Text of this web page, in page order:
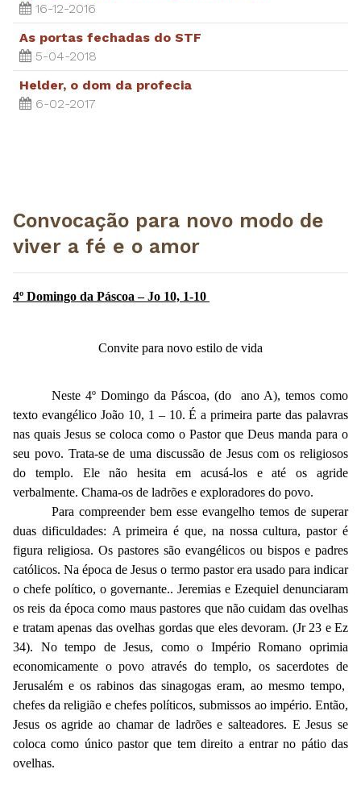
16-12-2016
As portas fechadas do STF
5-04-2018
Helder, o dom da profecia
6-02-2017
Convocação para novo modo de
viver a fé e o amor
4º Domingo da Páscoa – Jo 10, 1-10
Convite para novo estilo de vida
Neste 4º Domingo da Páscoa, (do ano A), temos como
texto evangélico João 10, 1 – 10. É a primeira parte das palavras
nas quais Jesus se coloca como o Pastor que Deus manda para o
seu povo. Trata-se de uma discussão de Jesus com os religiosos
do templo. Ele não hesita em acusá-los e até os agride
verbalmente. Chama-os de ladrões e exploradores do povo.
Para compreender bem esse evangelho temos de superar
duas dificuldades: A primeira é que, na nossa cultura, pastor é
figura religiosa. Os pastores são evangélicos ou bispos e padres
católicos. Na época de Jesus o termo pastor era usado para indicar
o chefe político, o governante.. Jeremias e Ezequiel denunciaram
os reis da época como maus pastores que não cuidam das ovelhas
e tratam apenas das ovelhas gordas que eles devoram. (Jr 23 e Ez
34). No tempo de Jesus, como o Império Romano oprimia
economicamente o povo através do templo, os sacerdotes de
Jerusalém e os rabinos das sinagogas eram, ao mesmo tempo,
chefes da religião e chefes políticos, submissos ao império. Então,
Jesus os agride ao chamar de ladrões e salteadores. E Jesus se
coloca como único pastor que tem direito a entrar no pátio das
ovelhas.